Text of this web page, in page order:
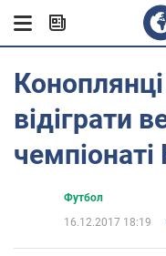
відіграти
Футбол
16.12.2017 18:19